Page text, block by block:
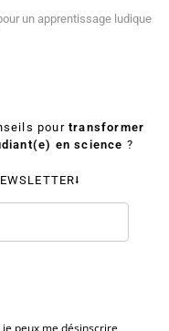
un apprentissage ludique
pour transformer
en science ?
je peux me désinscrire